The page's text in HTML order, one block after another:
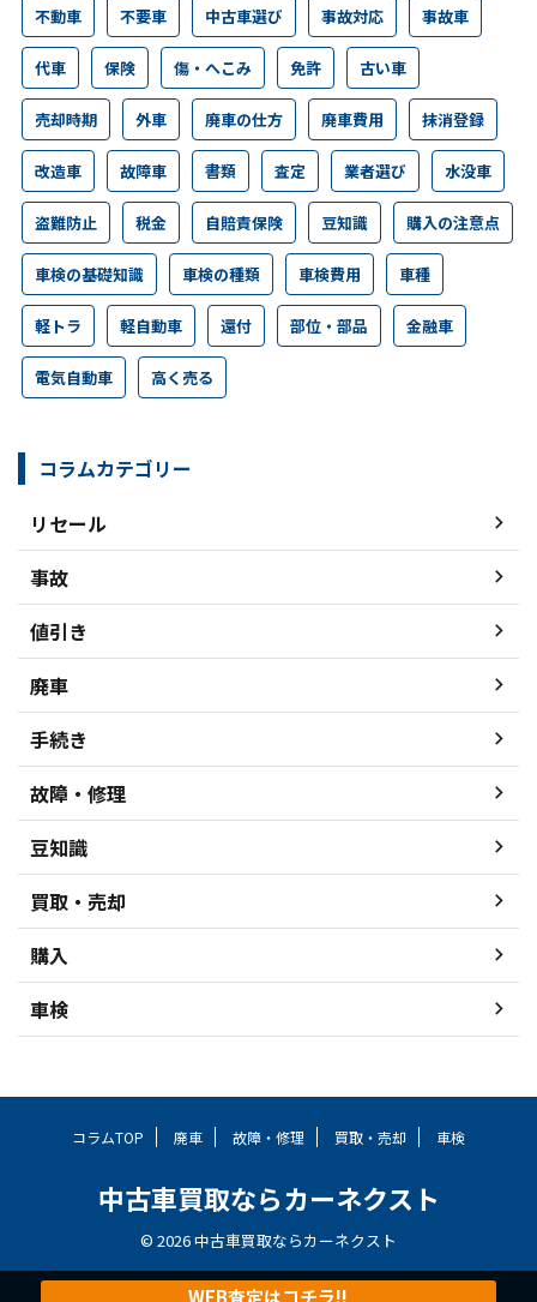
不動車 不要車 中古車選び 事故対応 事故車
代車 保険 傷・へこみ 免許 古い車
売却時期 外車 廃車の仕方 廃車費用 抹消登録
改造車 故障車 書類 査定 業者選び 水没車
盗難防止 税金 自賠責保険 豆知識 購入の注意点
車検の基礎知識 車検の種類 車検費用 車種
軽トラ 軽自動車 還付 部位・部品 金融車
電気自動車 高く売る
コラムカテゴリー
リセール
事故
値引き
廃車
手続き
故障・修理
豆知識
買取・売却
購入
車検
コラムTOP 廃車 故障・修理 買取・売却 車検
中古車買取ならカーネクスト
© 2026 中古車買取ならカーネクスト
WEB査定はコチラ!!